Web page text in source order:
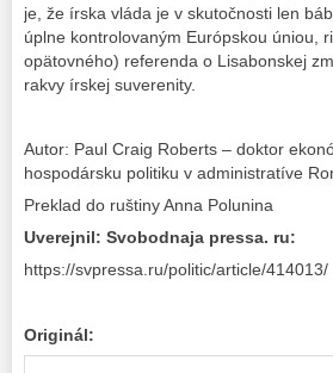
je, že írska vláda je v skutočnosti len
úplne kontrolovaným Európskou úniou,
opätovného) referenda o Lisabonskej
rakvy írskej suverenity.
Autor: Paul Craig Roberts – doktor
hospodársku politiku v administratíve
Preklad do ruštiny Anna Polunina
Uverejnil: Svobodnaja pressa. ru:
https://svpressa.ru/politic/article/414013/
Originál: